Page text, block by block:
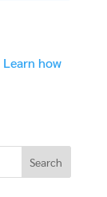
Learn how